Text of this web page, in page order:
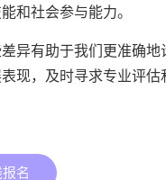
和社会参与能力。
异有助于我们更准确
现，及时寻求专业评
名